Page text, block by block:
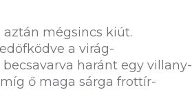
mégsincs kiút.
a virág-
becsavarva haránt egy villany-
ő maga sárga frottír-